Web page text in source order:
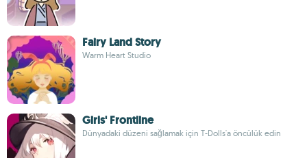
Fairy Land Story
Warm Heart Studio
Girls' Frontline
Dünyadaki düzeni sağlamak için T-Dolls'a öncülük edin